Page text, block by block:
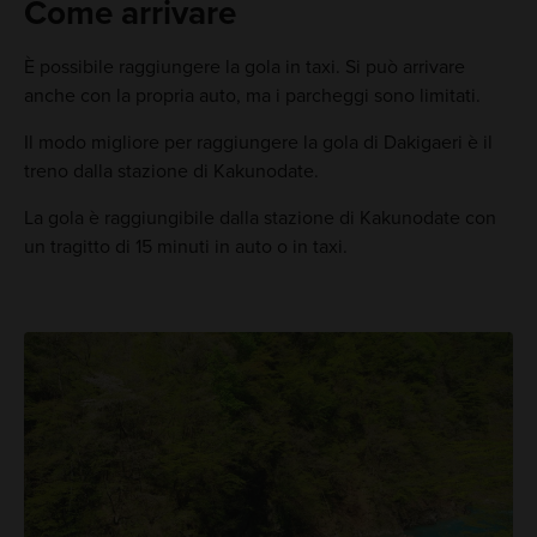
Come arrivare
È possibile raggiungere la gola in taxi. Si può arrivare
anche con la propria auto, ma i parcheggi sono limitati.
Il modo migliore per raggiungere la gola di Dakigaeri è il
treno dalla stazione di Kakunodate.
La gola è raggiungibile dalla stazione di Kakunodate con
un tragitto di 15 minuti in auto o in taxi.